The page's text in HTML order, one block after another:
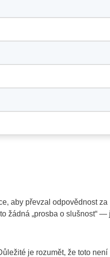
aby převzal odpovědnost za
žádná „prosba o slušnost“ —
je rozumět, že toto není